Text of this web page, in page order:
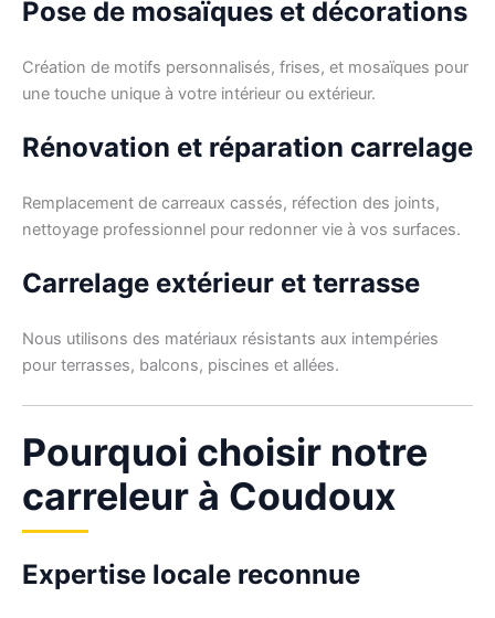
Pose de mosaïques et décorations
Création de motifs personnalisés, frises, et mosaïques pour
une touche unique à votre intérieur ou extérieur.
Rénovation et réparation carrelage
Remplacement de carreaux cassés, réfection des joints,
nettoyage professionnel pour redonner vie à vos surfaces.
Carrelage extérieur et terrasse
Nous utilisons des matériaux résistants aux intempéries
pour terrasses, balcons, piscines et allées.
Pourquoi choisir notre
carreleur à Coudoux
Expertise locale reconnue